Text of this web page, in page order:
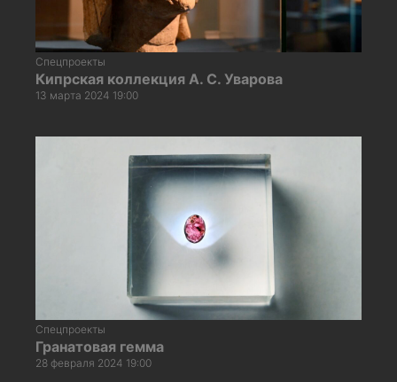
Спецпроекты
Кипрская коллекция А. С. Уварова
13 марта 2024 19:00
Спецпроекты
Гранатовая гемма
28 февраля 2024 19:00